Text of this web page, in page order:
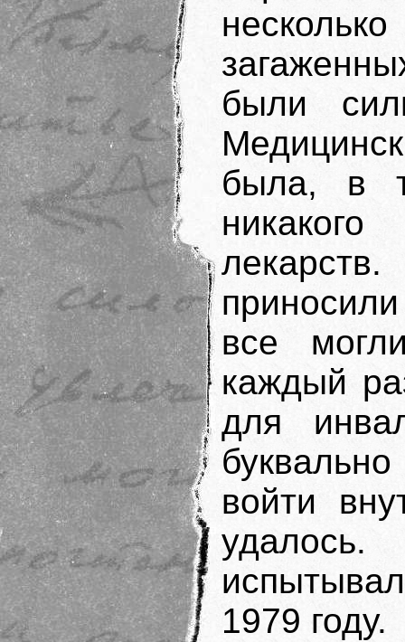
были
была, в
все
каждый
для
войти
1979 году.